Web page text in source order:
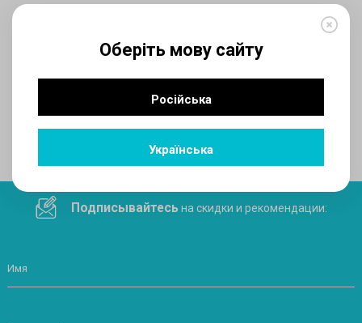
Оберіть мову сайту
Російська
Українська
Поделитесь ссылкой в социальных сетях
Подписывайтесьна скидки и рекомендации:
Имя